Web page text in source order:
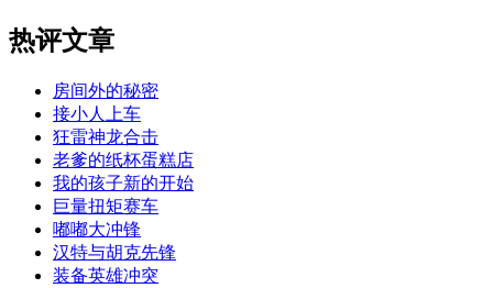
热评文章
房间外的秘密
接小人上车
狂雷神龙合击
老爹的纸杯蛋糕店
我的孩子新的开始
巨量扭矩赛车
嘟嘟大冲锋
汉特与胡克先锋
装备英雄冲突